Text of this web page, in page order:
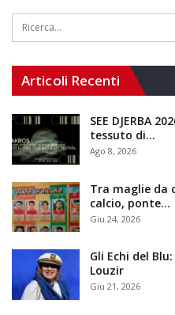
Articoli Recenti
SEE DJERBA
tessuto di…
Ago 8, 2026
Tra maglie da
calcio, ponte…
Giu 24, 2026
Gli Echi del
Louzir
Giu 21, 2026